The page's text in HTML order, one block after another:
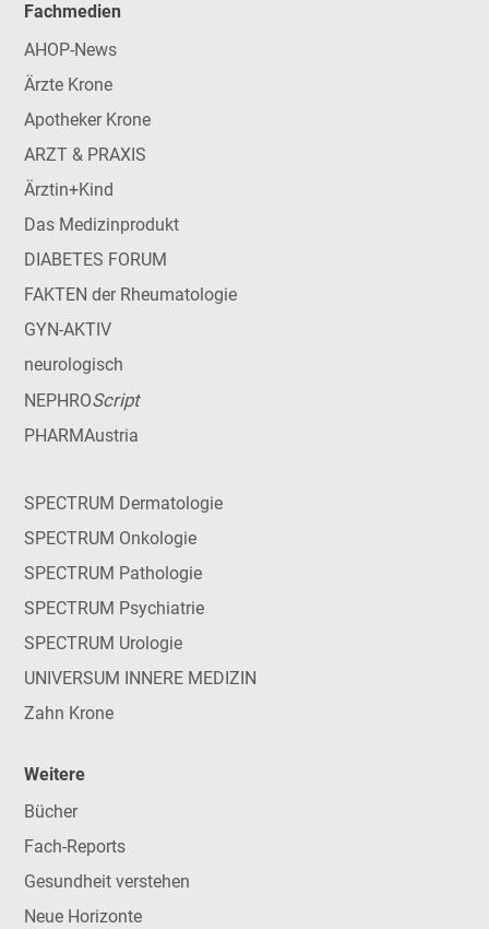
Fachmedien
AHOP-News
Ärzte Krone
Apotheker Krone
ARZT & PRAXIS
Ärztin+Kind
Das Medizinprodukt
DIABETES FORUM
FAKTEN der Rheumatologie
GYN-AKTIV
neurologisch
NEPHROScript
PHARMAustria
SPECTRUM Dermatologie
SPECTRUM Onkologie
SPECTRUM Pathologie
SPECTRUM Psychiatrie
SPECTRUM Urologie
UNIVERSUM INNERE MEDIZIN
Zahn Krone
Weitere
Bücher
Fach-Reports
Gesundheit verstehen
Neue Horizonte